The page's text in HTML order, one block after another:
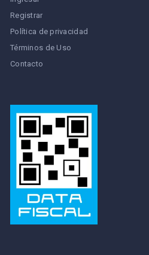
Registrar
Política de privacidad
Términos de Uso
Contacto